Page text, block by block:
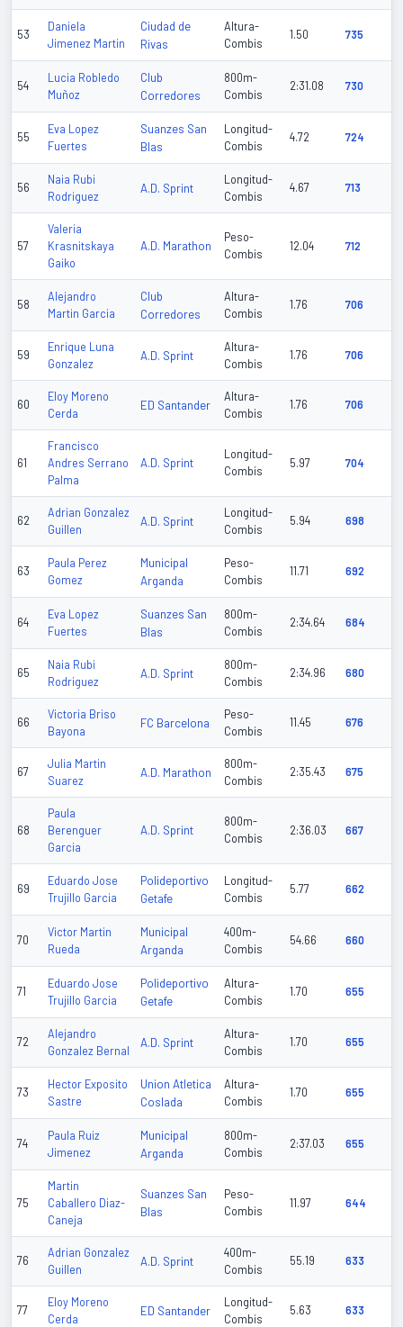
53
Daniela
Jimenez Martin
Ciudad de
Rivas
Altura-
Combis
1.50 735
54
Lucia Robledo
Muñoz
Club
Corredores
800m-
Combis
2:31.08 730
55
Eva Lopez
Fuertes
Suanzes San
Blas
Longitud-
Combis
4.72 724
56
Naia Rubi
Rodriguez
A.D. Sprint
Longitud-
Combis
4.67 713
57
Valeria
Krasnitskaya
Gaiko
A.D. Marathon
Peso-
Combis
12.04 712
58
Alejandro
Martin Garcia
Club
Corredores
Altura-
Combis
1.76 706
59
Enrique Luna
Gonzalez
A.D. Sprint
Altura-
Combis
1.76 706
60
Eloy Moreno
Cerda
ED Santander
Altura-
Combis
1.76 706
61
Francisco
Andres Serrano
Palma
A.D. Sprint
Longitud-
Combis
5.97 704
62
Adrian Gonzalez
Guillen
A.D. Sprint
Longitud-
Combis
5.94 698
63
Paula Perez
Gomez
Municipal
Arganda
Peso-
Combis
11.71 692
64
Eva Lopez
Fuertes
Suanzes San
Blas
800m-
Combis
2:34.64 684
65
Naia Rubi
Rodriguez
A.D. Sprint
800m-
Combis
2:34.96 680
66
Victoria Briso
Bayona
FC Barcelona
Peso-
Combis
11.45 676
67
Julia Martin
Suarez
A.D. Marathon
800m-
Combis
2:35.43 675
68
Paula
Berenguer
Garcia
A.D. Sprint
800m-
Combis
2:36.03 667
69
Eduardo Jose
Trujillo Garcia
Polideportivo
Getafe
Longitud-
Combis
5.77 662
70
Victor Martin
Rueda
Municipal
Arganda
400m-
Combis
54.66 660
71
Eduardo Jose
Trujillo Garcia
Polideportivo
Getafe
Altura-
Combis
1.70 655
72
Alejandro
Gonzalez Bernal
A.D. Sprint
Altura-
Combis
1.70 655
73
Hector Exposito
Sastre
Union Atletica
Coslada
Altura-
Combis
1.70 655
74
Paula Ruiz
Jimenez
Municipal
Arganda
800m-
Combis
2:37.03 655
75
Martin
Caballero Diaz-
Caneja
Suanzes San
Blas
Peso-
Combis
11.97 644
76
Adrian Gonzalez
Guillen
A.D. Sprint
400m-
Combis
55.19 633
77
Eloy Moreno
Cerda
ED Santander
Longitud-
Combis
5.63 633